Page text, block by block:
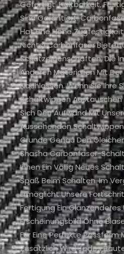
Gefertigt. Haltbarkeit,
Sind Garantiert.
Hat Eine Hohe
Nichts! Carbonfaser Bietet
Schutzeigenschaften, Die
Anderen Materialien Mit
Nachlassen. Wenn Sie Ihre
Schaltwippen Austauschen
Sich Den Aufwand Mit
Aussehenden
Grunde Genau Den
Shasha Carbonfaser-
Ihnen Ein Völlig Neues
Spaß Beim Schalten. Im
Ermöglicht Unsere
Fertigung Ein Glänzenderes
Erscheinungsbild Ohne
Für Eine Perfekte Passform
Zusätzlich Wird Jedes